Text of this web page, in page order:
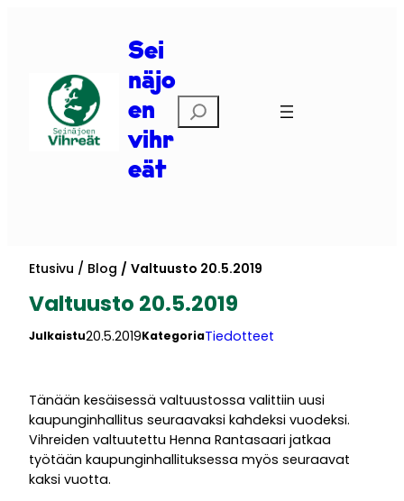
Sei
näjo
en
vihr
eät
Etsi
Etusivu Blog Valtuusto 20.5.2019
Valtuusto 20.5.2019
Julkaistu20.5.2019KategoriaTiedotteet
Tänään kesäisessä valtuustossa valittiin uusi
kaupunginhallitus seuraavaksi kahdeksi vuodeksi.
Vihreiden valtuutettu Henna Rantasaari jatkaa
työtään kaupunginhallituksessa myös seuraavat
kaksi vuotta.